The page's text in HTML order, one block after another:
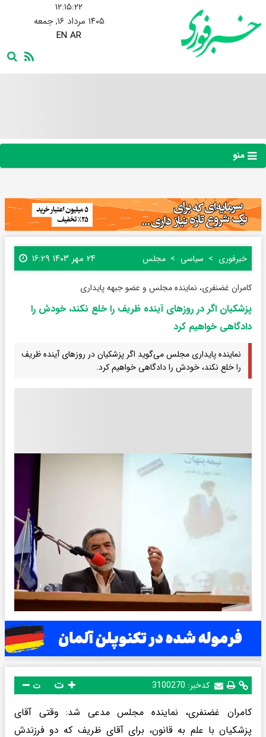
۱۲:۱۵:۲۴
۱۴۰۵ مرداد ۱۶, جمعه
EN AR
منو
خبرفوری سیاسی مجلس ۲۴ مهر ۱۴۰۳ ۱۶:۲۹
کامران غضنفری، نماینده مجلس و عضو جبهه پایداری
پزشکیان اگر در روز‌های آینده ظریف را خلع نکند، خودش را
دادگاهی خواهیم کرد
نماینده پایداری مجلس می‌گوید اگر پزشکیان در روز‌های آینده ظریف
را خلع نکند، خودش را دادگاهی خواهیم کرد.
کدخبر: 3100270 ت
کامران غضنفری، نماینده مجلس مدعی شد: وقتی آقای
پزشکیان با علم به قانون، برای آقای ظریف که دو فرزندش